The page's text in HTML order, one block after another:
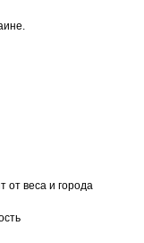
от веса и города